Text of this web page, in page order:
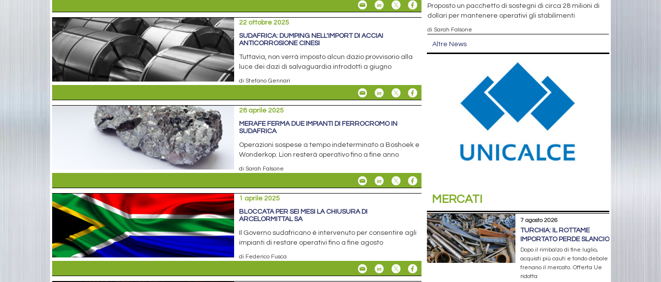
22 ottobre 2025
SUDAFRICA: DUMPING NELL'IMPORT DI ACCIAI
ANTICORROSIONE CINESI
Tuttavia, non verrà imposto alcun dazio provvisorio alla
luce dei dazi di salvaguardia introdotti a giugno
di Stefano Gennari
28 aprile 2025
MERAFE FERMA DUE IMPIANTI DI FERROCROMO IN
SUDAFRICA
Operazioni sospese a tempo indeterminato a Boshoek e
Wonderkop. Lion resterà operativo fino a fine anno
di Sarah Falsone
1 aprile 2025
BLOCCATA PER SEI MESI LA CHIUSURA DI
ARCELORMITTAL SA
Il Governo sudafricano è intervenuto per consentire agli
impianti di restare operativi fino a fine agosto
di Federico Fusca
Proposto un pacchetto di sostegni di circa 28 milioni di
dollari per mantenere operativi gli stabilimenti
di Sarah Falsone
Altre News
MERCATI
7 agosto 2026
TURCHIA: IL ROTTAME
IMPORTATO PERDE SLANCIO
Dopo il rimbalzo di fine luglio,
acquisti più cauti e tondo debole
frenano il mercato. Offerta Ue
ridotta